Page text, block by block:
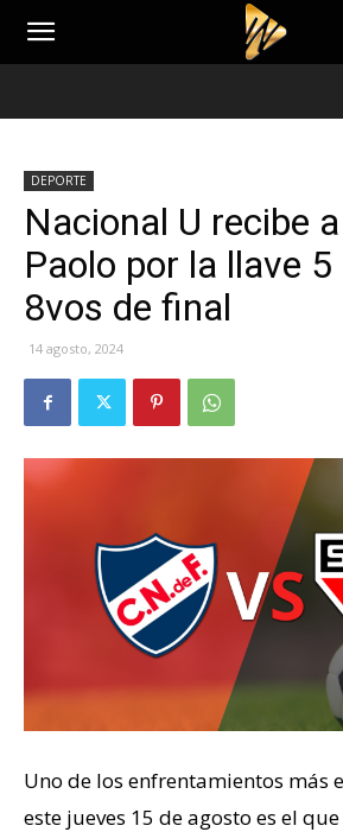
DEPORTE
Nacional U recibe
Paolo por la llave
8vos de final
14 agosto, 2024
Uno de los enfrentamientos más
este jueves 15 de agosto es el